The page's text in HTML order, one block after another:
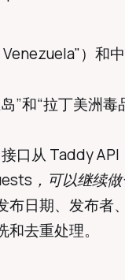
）和
”和“拉丁美洲毒
口从 Taddy API
，可以继续
布日期、发布者
去重处理。